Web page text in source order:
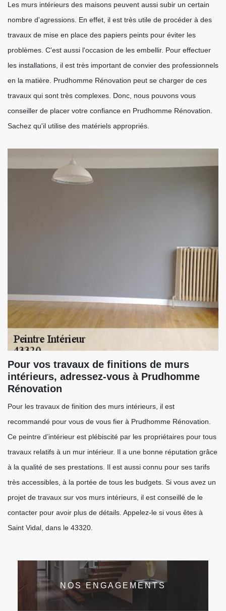
Les murs intérieurs des maisons peuvent aussi subir un certain
nombre d'agressions. En effet, il est très utile de procéder à des
travaux de mise en place des papiers peints pour éviter les
problèmes. C'est aussi l'occasion de les embellir. Pour effectuer
les installations, il est très important de convier des professionnels
en la matière. Prudhomme Rénovation peut se charger de ces
travaux qui sont très complexes. Donc, nous pouvons vous
conseiller de placer votre confiance en Prudhomme Rénovation.
Sachez qu'il utilise des matériels appropriés.
Pour vos travaux de finitions de murs
intérieurs, adressez-vous à Prudhomme
Rénovation
Pour les travaux de finition des murs intérieurs, il est
recommandé pour vous de vous fier à Prudhomme Rénovation.
Ce peintre d’intérieur est plébiscité par les propriétaires pour tous
travaux relatifs à un mur intérieur. Il a une bonne réputation grâce
à la qualité de ses prestations. Il est aussi connu pour ses tarifs
très accessibles, à la portée de tous les budgets. Si vous avez un
projet de travaux sur vos murs intérieurs, il est conseillé de le
contacter pour avoir plus de détails. Appelez-le si vous êtes à
Saint Vidal, dans le 43320.
NOS ENGAGEMENTS